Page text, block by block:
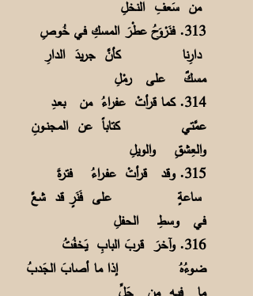
من سَعفِ النخلِ
313. فنَرْوَحُ عطْرَ المسكِ في خُوصِ
دارِنا
كأنَّ جريدَ الدارِ
مسكٌ على رمْلِ
314. كما قرأتْ عفراءُ من بعـدِ
عمَّتي
كتاباً عن المجنــونِ
والعِشقِ والويلِ
315. وقد قرأتْ عفـراءُ فترةَ
ساعةٍ
على فَنَرٍ قد شعَّ
في وسطِ الحفلِ
316. وآخرَ قربَ البابِ يَخفُتُ
ضـوءُهُ
إذا ما أصابَ الجَدبُ